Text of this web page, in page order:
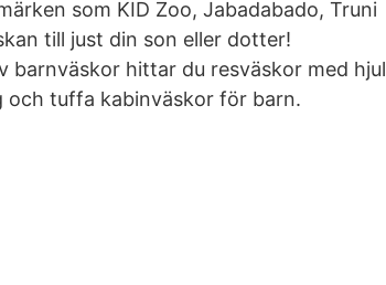
som KID Zoo, Jabadabado, Truni
till just din son eller dotter!
hittar du resväskor med hjul
och tuffa kabinväskor för barn.